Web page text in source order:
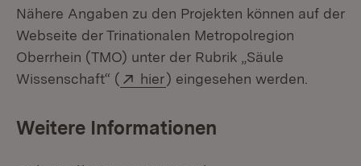
Nähere Angaben zu den Projekten können auf der
Webseite der Trinationalen Metropolregion
Oberrhein (TMO) unter der Rubrik „Säule
Wissenschaft“ (
Extern:
hier(Öffnet in neuem Fenster)
) eingesehen werden.
Weitere Informationen